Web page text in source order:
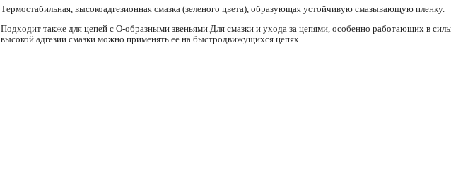
Термостабильная, высокоадгезионная смазка (зеленого цвета), образующая устойчивую смазывающую пленку.
Подходит также для цепей с О-образными звеньями.Для смазки и ухода за цепями, особенно работающих в
высокой адгезии смазки можно применять ее на быстродвижущихся цепях.